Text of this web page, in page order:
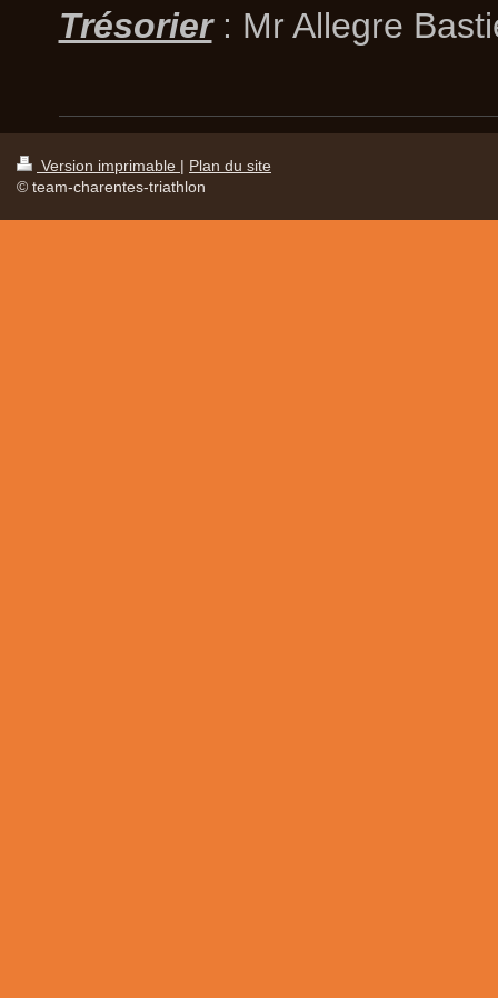
Trésorier: Mr Allegre
Version imprimable | Plan du site
© team-charentes-triathlon